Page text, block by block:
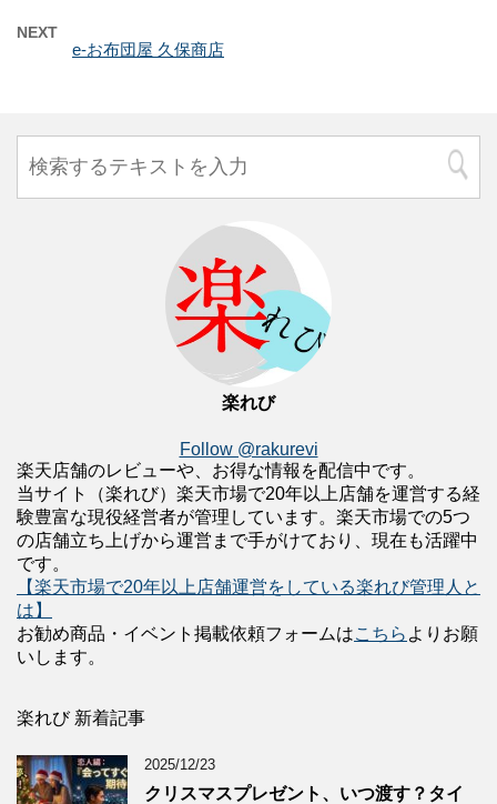
NEXT
e-お布団屋 久保商店
楽れび
Follow @rakurevi
楽天店舗のレビューや、お得な情報を配信中です。
当サイト（楽れび）楽天市場で20年以上店舗を運営する経
験豊富な現役経営者が管理しています。楽天市場での5つ
の店舗立ち上げから運営まで手がけており、現在も活躍中
です。
【楽天市場で20年以上店舗運営をしている楽れび管理人と
は】
お勧め商品・イベント掲載依頼フォームはこちら よりお願
いします。
楽れび 新着記事
2025/12/23
クリスマスプレゼント、いつ渡す？タイ